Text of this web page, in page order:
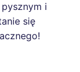
i
się